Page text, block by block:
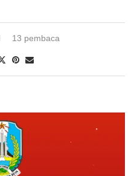
13 pembaca